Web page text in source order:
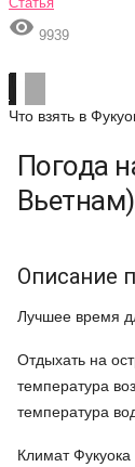
 9939
Что взять в
Погода
Вьетнам)
Описание
Лучшее время
Отдыхать на
температура
температура
Климат